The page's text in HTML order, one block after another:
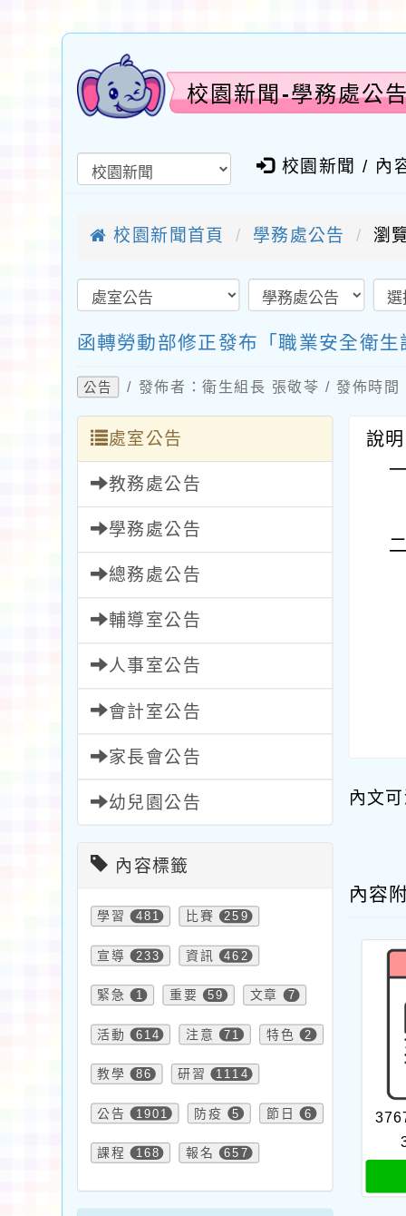
校園新聞-學務處公
校園新聞 / 內
校園新聞首頁 學務處公告 瀏
函轉勞動部修正發布「職業安全衛
公告 / 發佈者：衛生組長 張敬苓 / 發佈時
處室公告
教務處公告
學務處公告
總務處公告
輔導室公告
人事室公告
會計室公告
家長會公告
幼兒園公告
內容標籤
學習 481 比賽 259
宣導 233 資訊 462
緊急 1 重要 59 文章 7
活動 614 注意 71 特色 2
教學 86 研習 1114
公告 1901 防疫 5 節日 6
課程 168 報名 657
說
內文
內容